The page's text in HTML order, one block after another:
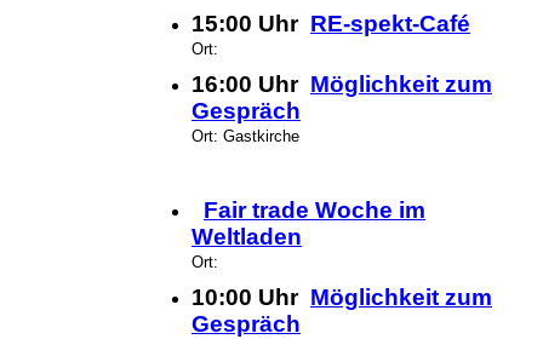
15:00 Uhr RE-spekt-Café
Ort:
16:00 Uhr Möglichkeit zum
Gespräch
Ort: Gastkirche
Fair trade Woche im
Weltladen
Ort:
10:00 Uhr Möglichkeit zum
Gespräch